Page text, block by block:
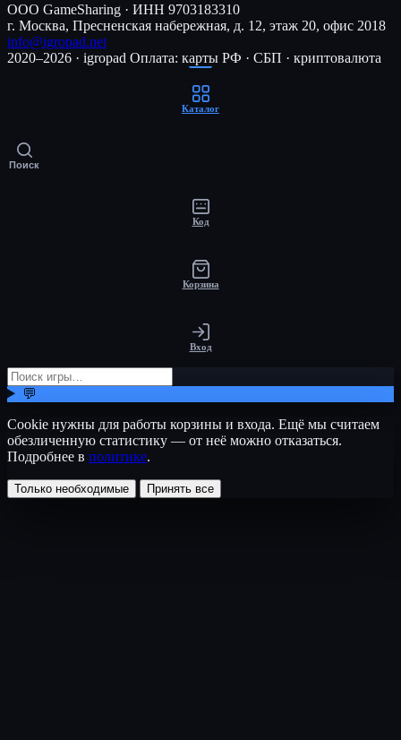
ООО GameSharing · ИНН 9703183310
г. Москва, Пресненская набережная, д. 12, этаж 20, офис 2018
info@igropad.net
2020–2026 · igropad Оплата: карты РФ · СБП · криптовалюта
Каталог
Поиск
Код
Корзина
Вход
💬
Cookie нужны для работы корзины и входа. Ещё мы считаем
обезличенную статистику — от неё можно отказаться.
Подробнее в политике.
Только необходимые Принять все